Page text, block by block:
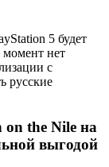
5 будет
нет
с
русские
the Nile на
выгодой